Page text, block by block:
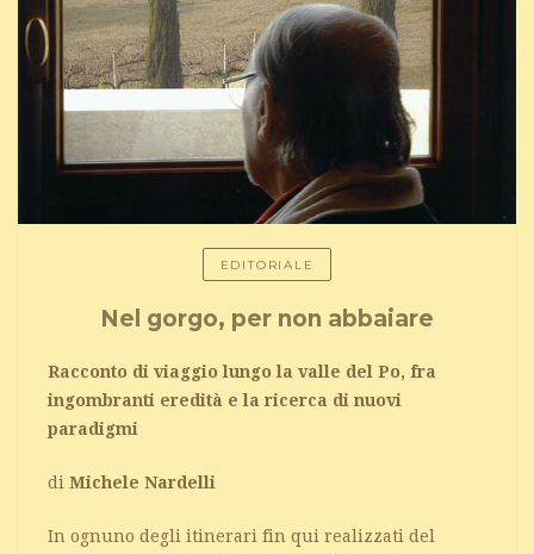
EDITORIALE
Nel gorgo, per non abbaiare
Racconto di viaggio lungo la valle del Po, fra
ingombranti eredità e la ricerca di nuovi
paradigmi
di Michele Nardelli
In ognuno degli itinerari fin qui realizzati del